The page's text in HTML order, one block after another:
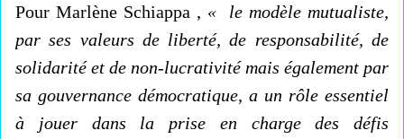
Pour Marlène Schiappa , « le modèle mutualiste,
par ses valeurs de liberté, de responsabilité, de
solidarité et de non-lucrativité mais également par
sa gouvernance démocratique, a un rôle essentiel
à jouer dans la prise en charge des défis